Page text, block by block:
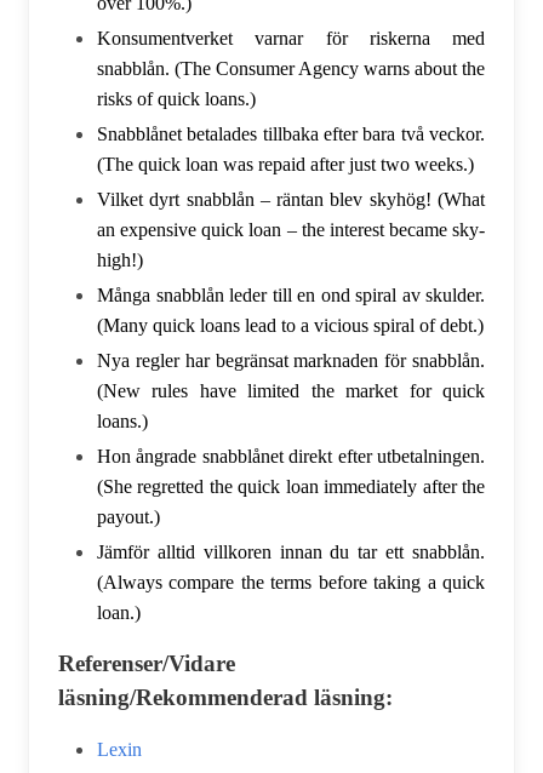
Konsumentverket varnar för riskerna med
snabblån. (The Consumer Agency warns about the
risks of quick loans.)
Snabblånet betalades tillbaka efter bara två veckor.
(The quick loan was repaid after just two weeks.)
Vilket dyrt snabblån – räntan blev skyhög! (What
an expensive quick loan – the interest became sky-
high!)
Många snabblån leder till en ond spiral av skulder.
(Many quick loans lead to a vicious spiral of debt.)
Nya regler har begränsat marknaden för snabblån.
(New rules have limited the market for quick
loans.)
Hon ångrade snabblånet direkt efter utbetalningen.
(She regretted the quick loan immediately after the
payout.)
Jämför alltid villkoren innan du tar ett snabblån.
(Always compare the terms before taking a quick
loan.)
Referenser/Vidare
läsning/Rekommenderad läsning:
Lexin